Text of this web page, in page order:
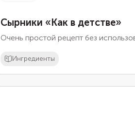
Сырники «Как в детстве»
Очень простой рецепт без
Ингредиенты